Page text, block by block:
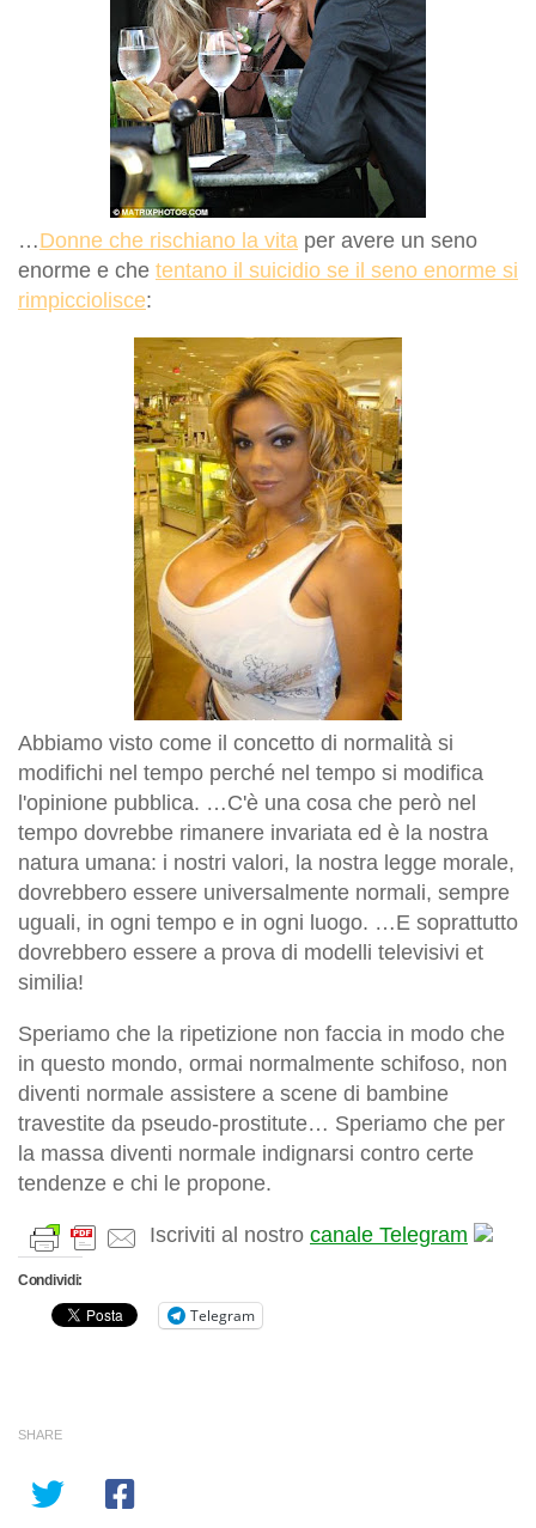
…Donne che rischiano la vita per avere un seno
enorme e che tentano il suicidio se il seno enorme si
rimpicciolisce:
Abbiamo visto come il concetto di normalità si
modifichi nel tempo perché nel tempo si modifica
l'opinione pubblica. …C'è una cosa che però nel
tempo dovrebbe rimanere invariata ed è la nostra
natura umana: i nostri valori, la nostra legge morale,
dovrebbero essere universalmente normali, sempre
uguali, in ogni tempo e in ogni luogo. …E soprattutto
dovrebbero essere a prova di modelli televisivi et
similia!
Speriamo che la ripetizione non faccia in modo che
in questo mondo, ormai normalmente schifoso, non
diventi normale assistere a scene di bambine
travestite da pseudo-prostitute… Speriamo che per
la massa diventi normale indignarsi contro certe
tendenze e chi le propone.
Iscriviti al nostro canale Telegram
Condividi:
Telegram
SHARE